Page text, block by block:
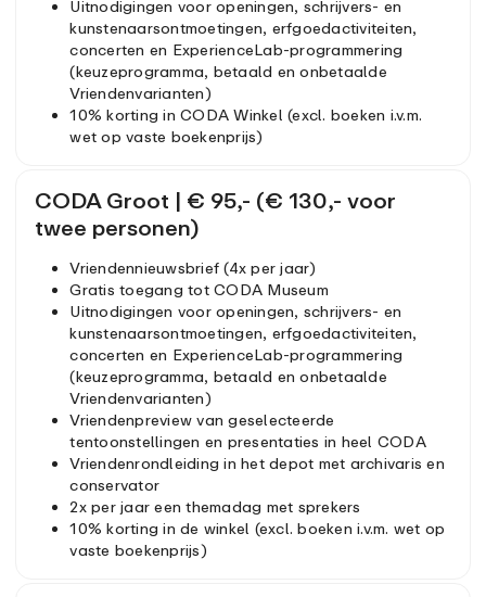
Uitnodigingen voor openingen, schrijvers- en
kunstenaarsontmoetingen, erfgoedactiviteiten,
concerten en ExperienceLab-programmering
(keuzeprogramma, betaald en onbetaalde
Vriendenvarianten)
10% korting in CODA Winkel (excl. boeken i.v.m.
wet op vaste boekenprijs)
CODA Groot | € 95,- (€ 130,- voor
twee personen)
Vriendennieuwsbrief (4x per jaar)
Gratis toegang tot CODA Museum
Uitnodigingen voor openingen, schrijvers- en
kunstenaarsontmoetingen, erfgoedactiviteiten,
concerten en ExperienceLab-programmering
(keuzeprogramma, betaald en onbetaalde
Vriendenvarianten)
Vriendenpreview van geselecteerde
tentoonstellingen en presentaties in heel CODA
Vriendenrondleiding in het depot met archivaris en
conservator
2x per jaar een themadag met sprekers
10% korting in de winkel (excl. boeken i.v.m. wet op
vaste boekenprijs)